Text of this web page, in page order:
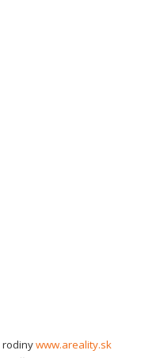
rodinywww.areality.sk